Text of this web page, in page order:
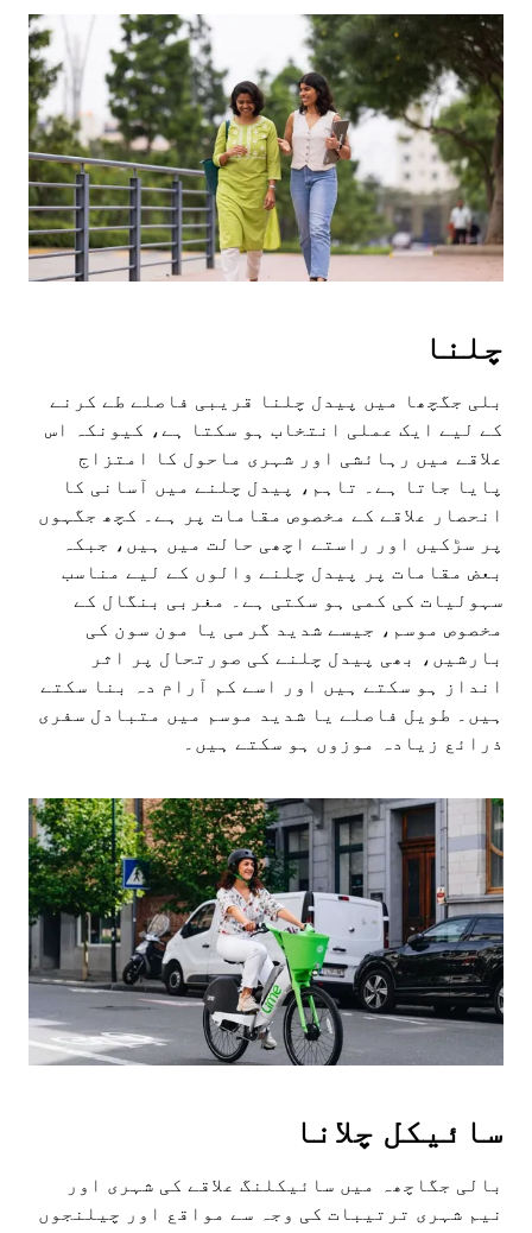
Press
the
escape
button
to
close
the
calendar.
چلنا
بلی جگچھا میں پیدل چلنا قریبی فاصلے طے کرنے
کے لیے ایک عملی انتخاب ہو سکتا ہے، کیونکہ اس
علاقے میں رہائشی اور شہری ماحول کا امتزاج
پایا جاتا ہے۔ تاہم، پیدل چلنے میں آسانی کا
انحصار علاقے کے مخصوص مقامات پر ہے۔ کچھ جگہوں
پر سڑکیں اور راستے اچھی حالت میں ہیں، جبکہ
بعض مقامات پر پیدل چلنے والوں کے لیے مناسب
سہولیات کی کمی ہو سکتی ہے۔ مغربی بنگال کے
مخصوص موسم، جیسے شدید گرمی یا مون سون کی
بارشیں، بھی پیدل چلنے کی صورتحال پر اثر
انداز ہو سکتے ہیں اور اسے کم آرام دہ بنا سکتے
ہیں۔ طویل فاصلے یا شدید موسم میں متبادل سفری
ذرائع زیادہ موزوں ہو سکتے ہیں۔
سائیکل چلانا
بالی جگاچھہ میں سائیکلنگ علاقے کی شہری اور
نیم شہری ترتیبات کی وجہ سے مواقع اور چیلنجوں